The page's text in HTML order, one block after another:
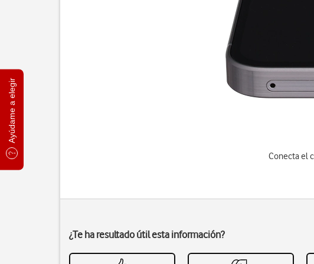
Ayúdame a elegir
Conecta el
¿Te ha resultado útil esta información?